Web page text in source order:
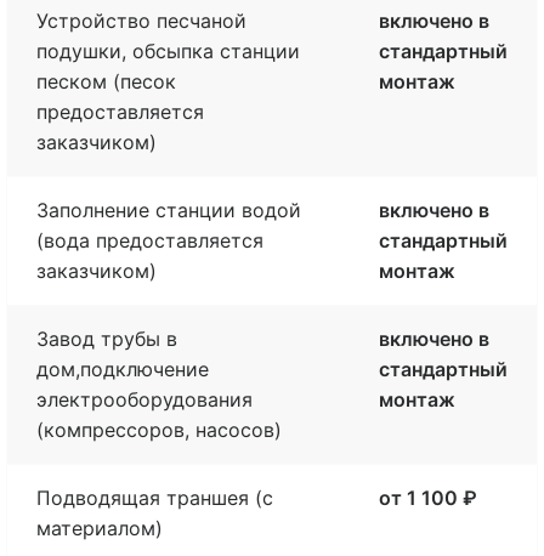
Устройство песчаной
подушки, обсыпка станции
песком (песок
предоставляется
заказчиком)
включено в
стандартный
монтаж
Заполнение станции водой
(вода предоставляется
заказчиком)
включено в
стандартный
монтаж
Завод трубы в
дом,подключение
электрооборудования
(компрессоров, насосов)
включено в
стандартный
монтаж
Подводящая траншея (с
материалом)
от 1 100 ₽